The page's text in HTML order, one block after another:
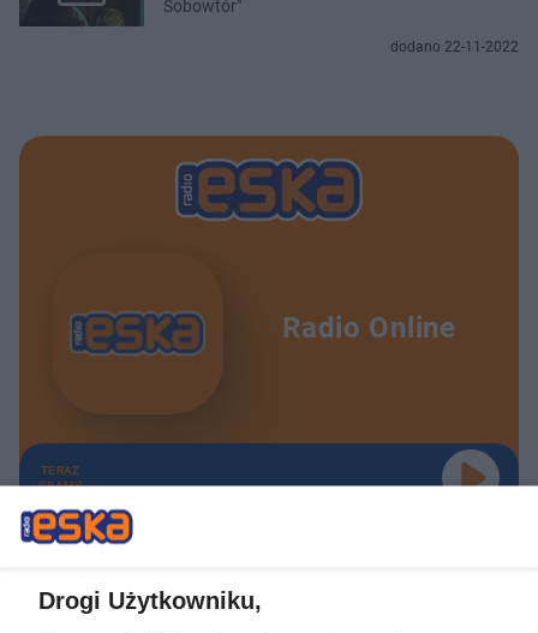
Sobowtór"
dodano 22-11-2022
Radio Online
TERAZ
GRAMY
Drogi Użytkowniku,